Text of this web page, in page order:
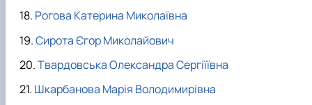
Рогова Катерина Миколаївна
Сирота Єгор Миколайович
Твардовська Олександра Сергіїївна
Шкарбанова Марія Володимирівна